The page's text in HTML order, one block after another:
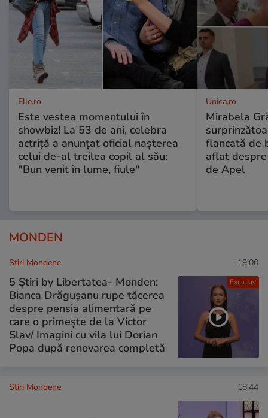
Elle.ro
Este vestea momentului în
showbiz! La 53 de ani, celebra
actriță a anunțat oficial nașterea
celui de-al treilea copil al său:
"Bun venit în lume, fiule"
Unica.ro
Mirabela
flancată de
aflat
de Apel
MONDEN
Exclusiv
Stiri Mondene 19:00
5 Știri by Libertatea- Monden:
Bianca Drăgușanu rupe tăcerea
despre pensia alimentară pe
care o primește de la Victor
Slav/ Imagini cu vila lui Dorian
Popa după renovarea completă
Stiri Mondene 18:44